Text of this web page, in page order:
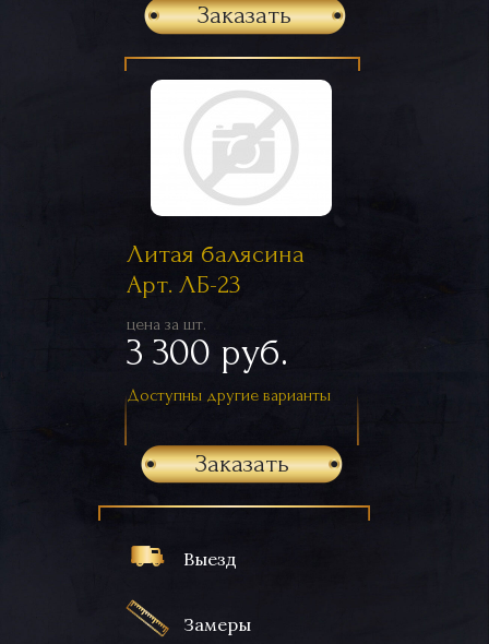
Выезд
Замеры
Заказать
Литая балясина
Арт. ЛБ-23
цена за шт.
3 300 руб.
Доступны другие варианты
Заказать